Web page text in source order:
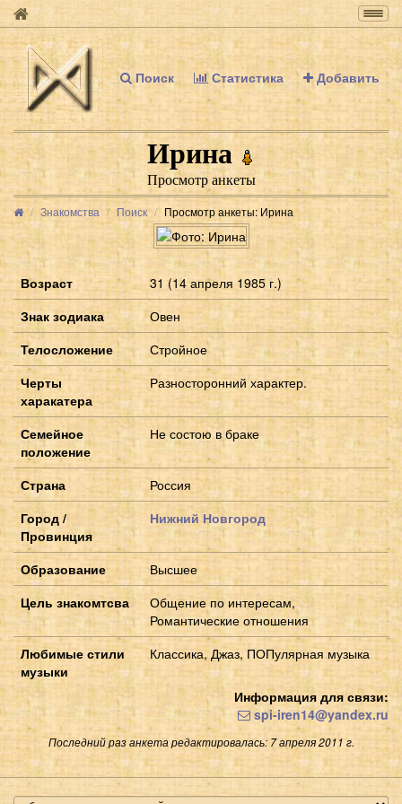
Поиск Статистика Добавить
Ирина
Просмотр анкеты
Знакомства Поиск Просмотр анкеты: Ирина
Возраст
31 (14 апреля 1985 г.)
Знак зодиака
Овен
Телосложение
Стройное
Черты
харакатера
Разносторонний характер.
Семейное
положение
Не состою в браке
Страна
Россия
Город /
Провинция
Нижний Новгород
Образование
Высшее
Цель знакомтсва
Общение по интересам,
Романтические отношения
Любимые стили
музыки
Классика, Джаз, ПОПулярная музыка
Информация для связи:
spi-iren14@yandex.ru
Последний раз анкета редактировалась: 7 апреля 2011 г.